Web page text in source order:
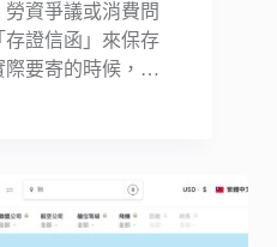
資爭議或消費問
證信函」來保存
際要寄的時候，…